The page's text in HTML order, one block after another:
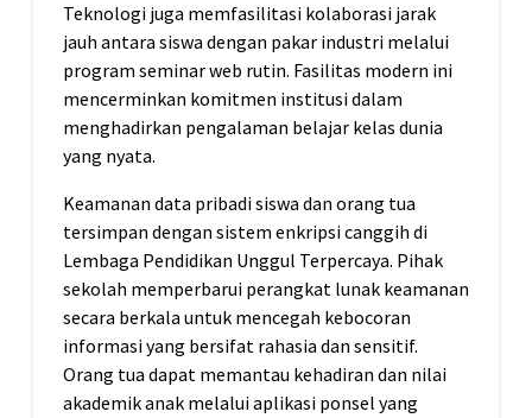
Teknologi juga memfasilitasi kolaborasi jarak
jauh antara siswa dengan pakar industri melalui
program seminar web rutin. Fasilitas modern ini
mencerminkan komitmen institusi dalam
menghadirkan pengalaman belajar kelas dunia
yang nyata.
Keamanan data pribadi siswa dan orang tua
tersimpan dengan sistem enkripsi canggih di
Lembaga Pendidikan Unggul Terpercaya. Pihak
sekolah memperbarui perangkat lunak keamanan
secara berkala untuk mencegah kebocoran
informasi yang bersifat rahasia dan sensitif.
Orang tua dapat memantau kehadiran dan nilai
akademik anak melalui aplikasi ponsel yang